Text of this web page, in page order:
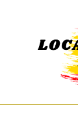
contenu